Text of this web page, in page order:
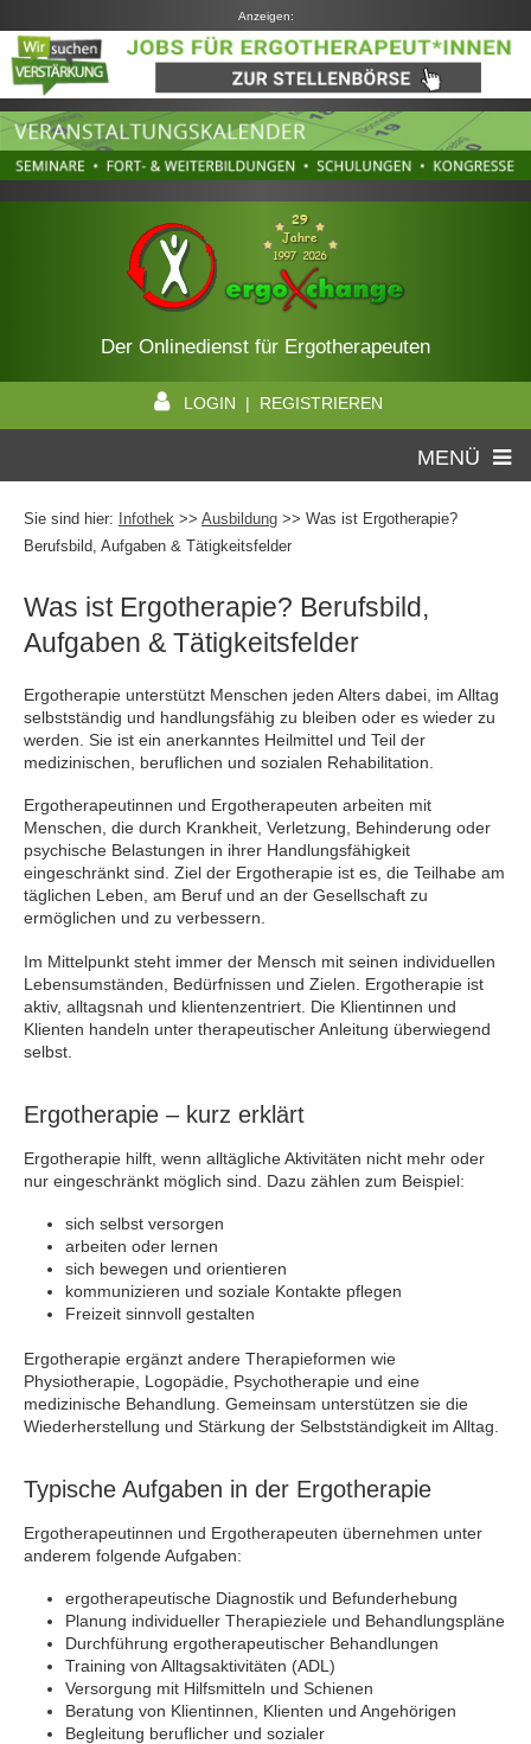
Anzeigen:
Der Onlinedienst für Ergotherapeuten
LOGIN | REGISTRIEREN
MENÜ
Sie sind hier: Infothek >> Ausbildung >> Was ist Ergotherapie?
Berufsbild, Aufgaben & Tätigkeitsfelder
Was ist Ergotherapie? Berufsbild,
Aufgaben & Tätigkeitsfelder
Ergotherapie unterstützt Menschen jeden Alters dabei, im Alltag
selbstständig und handlungsfähig zu bleiben oder es wieder zu
werden. Sie ist ein anerkanntes Heilmittel und Teil der
medizinischen, beruflichen und sozialen Rehabilitation.
Ergotherapeutinnen und Ergotherapeuten arbeiten mit
Menschen, die durch Krankheit, Verletzung, Behinderung oder
psychische Belastungen in ihrer Handlungsfähigkeit
eingeschränkt sind. Ziel der Ergotherapie ist es, die Teilhabe am
täglichen Leben, am Beruf und an der Gesellschaft zu
ermöglichen und zu verbessern.
Im Mittelpunkt steht immer der Mensch mit seinen individuellen
Lebensumständen, Bedürfnissen und Zielen. Ergotherapie ist
aktiv, alltagsnah und klientenzentriert. Die Klientinnen und
Klienten handeln unter therapeutischer Anleitung überwiegend
selbst.
Ergotherapie – kurz erklärt
Ergotherapie hilft, wenn alltägliche Aktivitäten nicht mehr oder
nur eingeschränkt möglich sind. Dazu zählen zum Beispiel:
sich selbst versorgen
arbeiten oder lernen
sich bewegen und orientieren
kommunizieren und soziale Kontakte pflegen
Freizeit sinnvoll gestalten
Ergotherapie ergänzt andere Therapieformen wie
Physiotherapie, Logopädie, Psychotherapie und eine
medizinische Behandlung. Gemeinsam unterstützen sie die
Wiederherstellung und Stärkung der Selbstständigkeit im Alltag.
Typische Aufgaben in der Ergotherapie
Ergotherapeutinnen und Ergotherapeuten übernehmen unter
anderem folgende Aufgaben:
ergotherapeutische Diagnostik und Befunderhebung
Planung individueller Therapieziele und Behandlungspläne
Durchführung ergotherapeutischer Behandlungen
Training von Alltagsaktivitäten (ADL)
Versorgung mit Hilfsmitteln und Schienen
Beratung von Klientinnen, Klienten und Angehörigen
Begleitung beruflicher und sozialer